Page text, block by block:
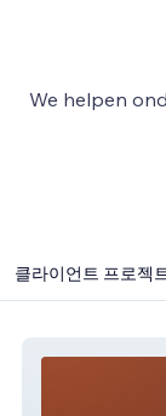
We helpen
클라이언트 프로젝